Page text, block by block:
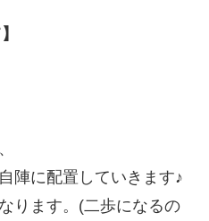
陣に配置していきます♪
ります。(二歩になるの